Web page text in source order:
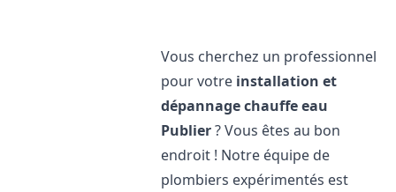
Vous cherchez un professionnel
pour votre installation et
dépannage chauffe eau
Publier? Vous êtes au bon
endroit ! Notre équipe de
plombiers expérimentés est